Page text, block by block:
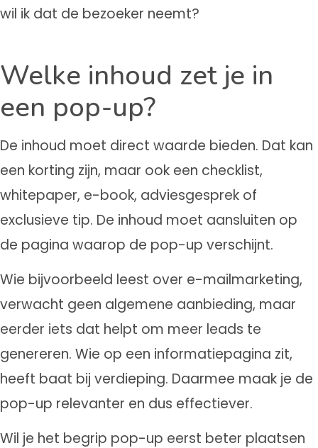
wil ik dat de bezoeker neemt?
Welke inhoud zet je in
een pop-up?
De inhoud moet direct waarde bieden. Dat kan
een korting zijn, maar ook een checklist,
whitepaper, e-book, adviesgesprek of
exclusieve tip. De inhoud moet aansluiten op
de pagina waarop de pop-up verschijnt.
Wie bijvoorbeeld leest over e-mailmarketing,
verwacht geen algemene aanbieding, maar
eerder iets dat helpt om meer leads te
genereren. Wie op een informatiepagina zit,
heeft baat bij verdieping. Daarmee maak je de
pop-up relevanter en dus effectiever.
Wil je het begrip pop-up eerst beter plaatsen